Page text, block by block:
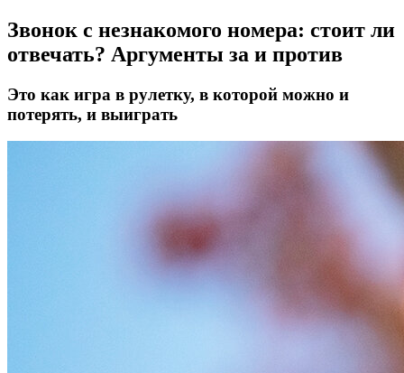
Звонок с незнакомого номера: стоит ли
отвечать? Аргументы за и против
Это как игра в рулетку, в которой можно и
потерять, и выиграть